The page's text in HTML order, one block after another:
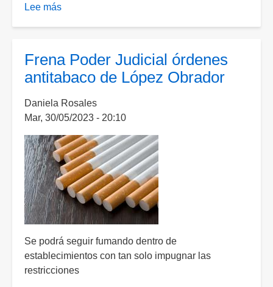
Lee más
prohibido”;
pese
nueva
ley
consumo
de
tabaco
incrementó
10%
Frena Poder Judicial órdenes
antitabaco de López Obrador
Daniela Rosales
Mar, 30/05/2023 - 20:10
Se podrá seguir fumando dentro de
establecimientos con tan solo impugnar las
restricciones